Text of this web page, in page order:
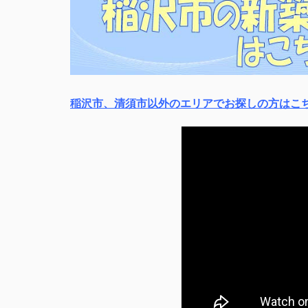
稲沢市、清須市以外のエリアでお探しの方はこ